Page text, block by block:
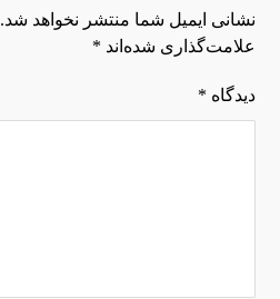
نشانی ایمیل شما منتشر نخواهد شد.
علامت‌گذاری شده‌اند *
دیدگاه *